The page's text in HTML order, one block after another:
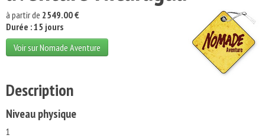
à partir de 2549.00 €
Durée : 15 jours
Voir sur Nomade Aventure
Description
Niveau physique
1